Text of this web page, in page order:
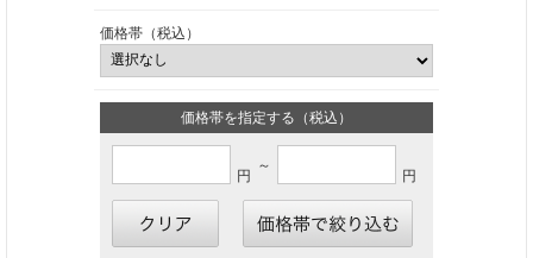
価格帯（税込）
価格帯を指定する（税込）
円
～
円